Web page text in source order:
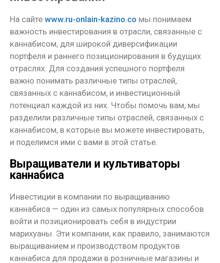
На сайте www.ru-onlain-kazino.co мы понимаем
важность инвестирования в отрасли, связанные с
каннабисом, для широкой диверсификации
портфеля и раннего позиционирования в будущих
отраслях. Для создания успешного портфеля
важно понимать различные типы отраслей,
связанных с каннабисом, и инвестиционный
потенциал каждой из них. Чтобы помочь вам, мы
разделили различные типы отраслей, связанных с
каннабисом, в которые вы можете инвестировать,
и поделимся ими с вами в этой статье.
Выращиватели и культиваторы
каннабиса
Инвестиции в компании по выращиванию
каннабиса — один из самых популярных способов
войти и позиционировать себя в индустрии
марихуаны. Эти компании, как правило, занимаются
выращиванием и производством продуктов
каннабиса для продажи в розничные магазины и